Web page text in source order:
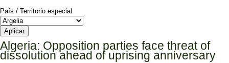
País / Territorio especial
Algeria: Opposition parties face threat of
dissolution ahead of uprising anniversary